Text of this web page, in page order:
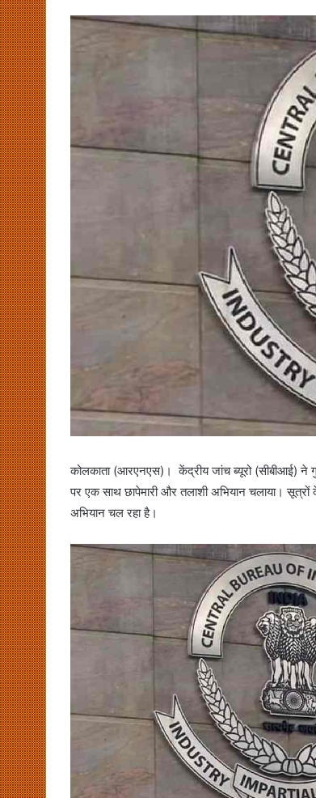
कोलकाता (आरएनएस)। केंद्रीय जांच ब्यूरो (सीबीआई)
पर एक साथ छापेमारी और तलाशी अभियान चलाया।
अभियान चल रहा है।